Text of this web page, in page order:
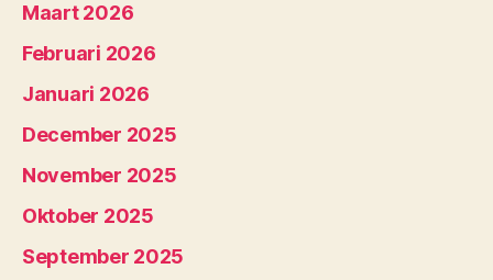
Maart 2026
Februari 2026
Januari 2026
December 2025
November 2025
Oktober 2025
September 2025